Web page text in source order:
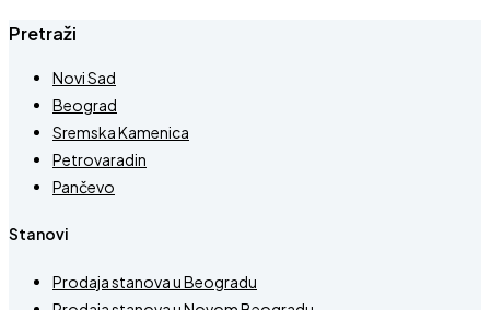
Pretraži
Novi Sad
Beograd
Sremska Kamenica
Petrovaradin
Pančevo
Stanovi
Prodaja stanova u Beogradu